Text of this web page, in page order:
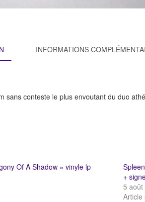
INFORMATIONS
sans conteste le plus envoutant du duo
Of A Shadow » vinyle lp
+
5 août
Article